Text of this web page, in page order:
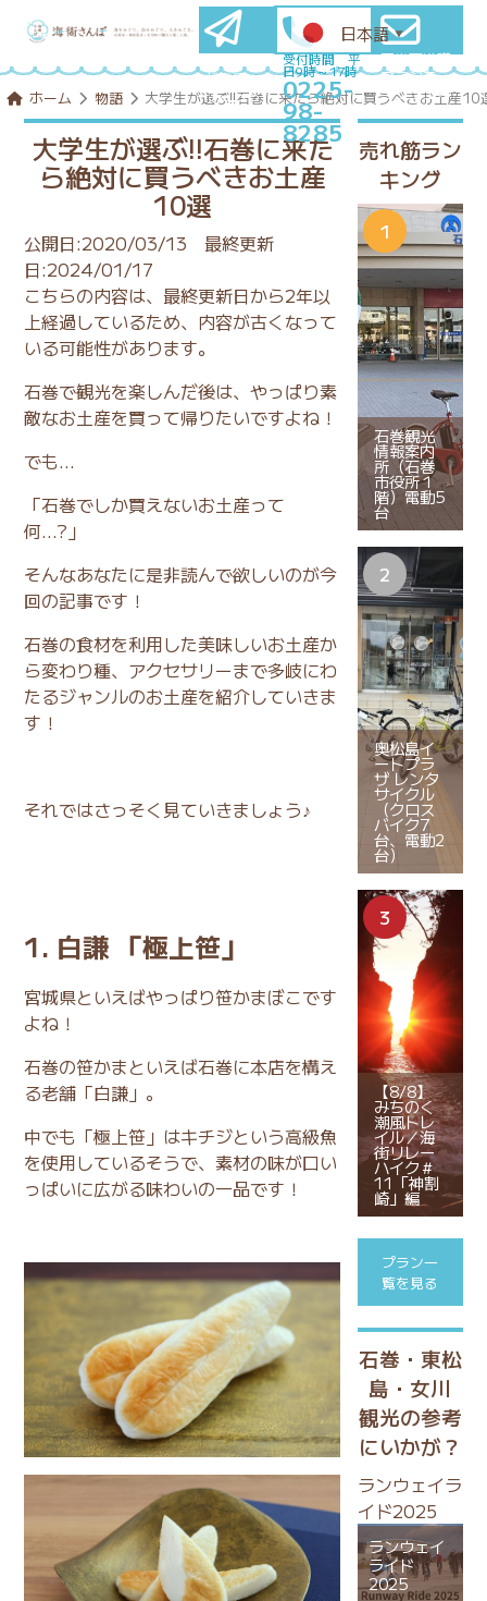
メールマ
ガ登録
はこちら
受付時間 平
日9時～17時
0225-
98-
8285
石巻圏満喫
プランを
コンシェル
ジュに相談
ホーム 物語 大学生が選ぶ!!石巻に来たら絶対に買うべきお土産10
大学生が選ぶ!!石巻に来た
ら絶対に買うべきお土産
10選
公開日:2020/03/13 最終更新
日:2024/01/17
こちらの内容は、最終更新日から2年以
上経過しているため、内容が古くなって
いる可能性があります。
石巻で観光を楽しんだ後は、やっぱり素
敵なお土産を買って帰りたいですよね！
でも…
「石巻でしか買えないお土産って
何…?」
そんなあなたに是非読んで欲しいのが今
回の記事です！
石巻の食材を利用した美味しいお土産か
ら変わり種、アクセサリーまで多岐にわ
たるジャンルのお土産を紹介していきま
す！
それではさっそく見ていきましょう♪
1. 白謙 「極上笹」
宮城県といえばやっぱり笹かまぼこです
よね！
石巻の笹かまといえば石巻に本店を構え
る老舗「白謙」。
中でも「極上笹」はキチジという高級魚
を使用しているそうで、素材の味が口い
っぱいに広がる味わいの一品です！
売れ筋ラン
キング
石巻観光
情報案内
所（石巻
市役所１
階）電動5
台
奥松島イ
ートプラ
ザ レンタ
サイクル
（クロス
バイク7
台、電動2
台）
【8/8】
みちのく
潮風トレ
イル／海
街リレー
ハイク＃
11「神割
崎」編
プラン一
覧を見る
石巻・東松
島・女川
観光の参考
にいかが？
ランウェイラ
イド2025
ランウェイ
ライド
2025
日本語 ▼